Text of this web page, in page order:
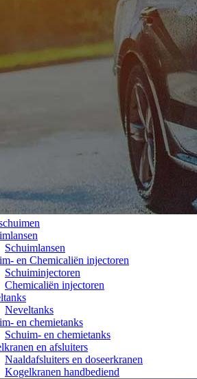
Schuimlansen
en Chemicaliën injectoren
Schuiminjectoren
Chemicaliën injectoren
Neveltanks
en chemietanks
Schuim- en chemietanks
en afsluiters
Naaldafsluiters en doseerkranen
Kogelkranen handbediend